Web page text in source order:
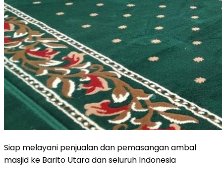
Siap melayani penjualan dan pemasangan ambal
masjid ke Barito Utara dan seluruh Indonesia